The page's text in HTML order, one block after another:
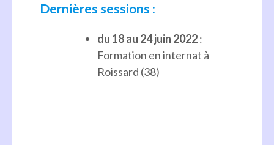
Dernières sessions :
du 18 au 24 juin 2022:
Formation en internat à
Roissard (38)